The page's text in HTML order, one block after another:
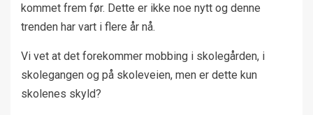
kommet frem før. Dette er ikke noe nytt og denne
trenden har vart i flere år nå.
Vi vet at det forekommer mobbing i skolegården, i
skolegangen og på skoleveien, men er dette kun
skolenes skyld?